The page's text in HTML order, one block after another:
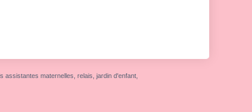
maternelles, relais, jardin d'enfant,